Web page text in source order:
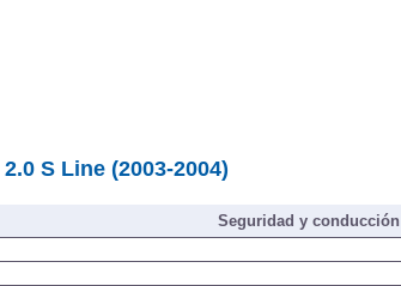
2.0 S Line (2003-2004)
Seguridad y conducción